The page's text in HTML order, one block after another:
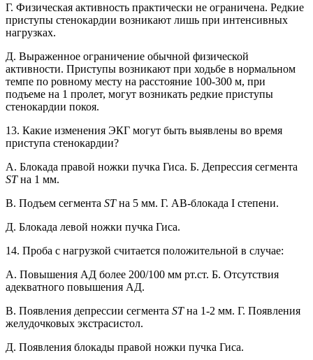
Г. Физическая активность практически не ограничена. Редкие
приступы стенокардии возникают лишь при интенсивных
нагрузках.
Д. Выраженное ограничение обычной физической
активности. Приступы возникают при ходьбе в нормальном
темпе по ровному месту на расстояние 100-300 м, при
подъеме на 1 пролет, могут возникать редкие приступы
стенокардии покоя.
13. Какие изменения ЭКГ могут быть выявлены во время
приступа стенокардии?
A. Блокада правой ножки пучка Гиса. Б. Депрессия сегмента
STна 1 мм.
B. Подъем сегмента STна 5 мм. Г. АВ-блокада I степени.
Д. Блокада левой ножки пучка Гиса.
14. Проба с нагрузкой считается положительной в случае:
A. Повышения АД более 200/100 мм рт.ст. Б. Отсутствия
адекватного повышения АД.
B. Появления депрессии сегмента STна 1-2 мм. Г. Появления
желудочковых экстрасистол.
Д. Появления блокады правой ножки пучка Гиса.